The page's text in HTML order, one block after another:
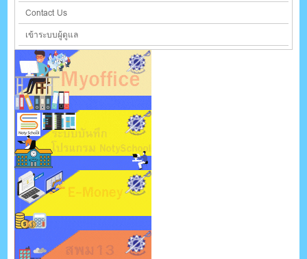
Contact Us
เข้าระบบผู้ดูแล